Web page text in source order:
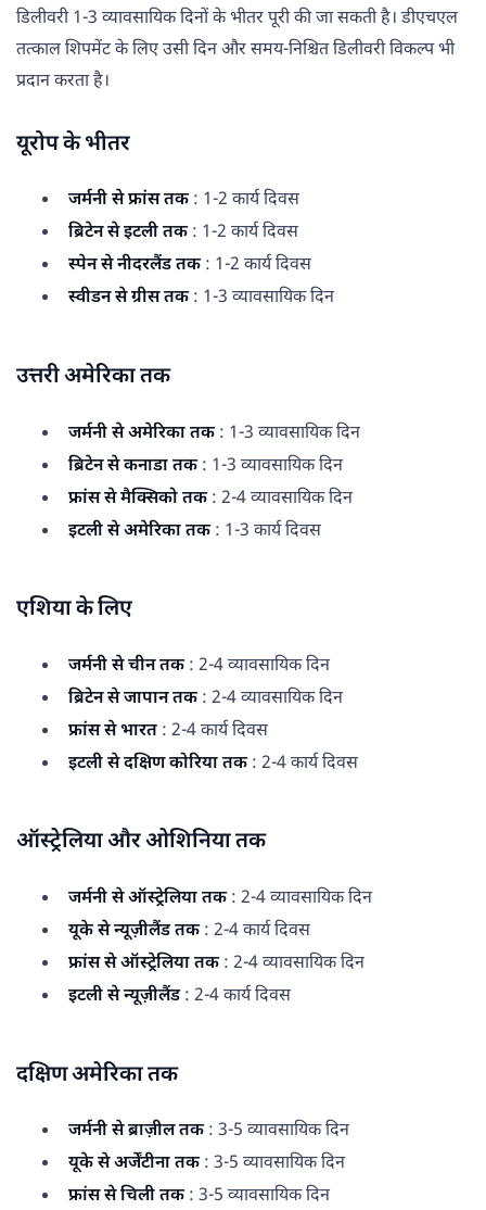
डिलीवरी 1-3 व्यावसायिक दिनों के भीतर पूरी की जा सकती है। डीएचएल
तत्काल शिपमेंट के लिए उसी दिन और समय-निश्चित डिलीवरी विकल्प भी
प्रदान करता है।
यूरोप के भीतर
जर्मनी से फ्रांस तक: 1-2 कार्य दिवस
ब्रिटेन से इटली तक: 1-2 कार्य दिवस
स्पेन से नीदरलैंड तक: 1-2 कार्य दिवस
स्वीडन से ग्रीस तक: 1-3 व्यावसायिक दिन
उत्तरी अमेरिका तक
जर्मनी से अमेरिका तक: 1-3 व्यावसायिक दिन
ब्रिटेन से कनाडा तक: 1-3 व्यावसायिक दिन
फ्रांस से मैक्सिको तक: 2-4 व्यावसायिक दिन
इटली से अमेरिका तक: 1-3 कार्य दिवस
एशिया के लिए
जर्मनी से चीन तक: 2-4 व्यावसायिक दिन
ब्रिटेन से जापान तक: 2-4 व्यावसायिक दिन
फ्रांस से भारत : 2-4 कार्य दिवस
इटली से दक्षिण कोरिया तक: 2-4 कार्य दिवस
ऑस्ट्रेलिया और ओशिनिया तक
जर्मनी से ऑस्ट्रेलिया तक: 2-4 व्यावसायिक दिन
यूके से न्यूज़ीलैंड तक: 2-4 कार्य दिवस
फ्रांस से ऑस्ट्रेलिया तक: 2-4 व्यावसायिक दिन
इटली से न्यूज़ीलैंड : 2-4 कार्य दिवस
दक्षिण अमेरिका तक
जर्मनी से ब्राज़ील तक: 3-5 व्यावसायिक दिन
यूके से अर्जेंटीना तक: 3-5 व्यावसायिक दिन
फ्रांस से चिली तक: 3-5 व्यावसायिक दिन